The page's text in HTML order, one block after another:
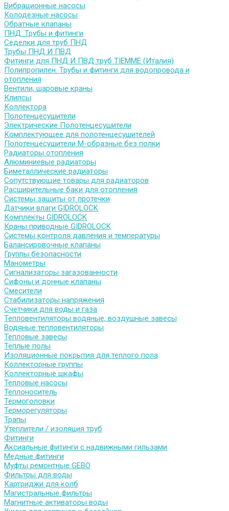
Вибрационные насосы
Колодезные насосы
Обратные клапаны
ПНД. Трубы и фитинги
Седелки для труб ПНД
Трубы ПНД И ПВД
Фитинги для ПНД И ПВД труб TIEMME (Италия)
Полипропилен. Трубы и фитинги для водопровода и
отопления
Вентили, шаровые краны
Клипсы
Коллектора
Полотенцесушители
Электрические Полотенцесушители
Комплектующее для полотенцесушителей
Полотенцесушители М-образные без полки
Радиаторы отопления
Алюминиевые радиаторы
Биметаллические радиаторы
Сопутствующие товары для радиаторов
Расширительные баки для отопления
Системы защиты от протечки
Датчики влаги GIDROLOCK
Комплекты GIDROLOCK
Краны приводные GIDROLOCK
Системы контроля давления и температуры
Балансировочные клапаны
Группы безопасности
Манометры
Сигнализаторы загазованности
Сифоны и донные клапаны
Смесители
Стабилизаторы напряжения
Счетчики для воды и газа
Тепловентиляторы водяные, воздушные завесы
Водяные тепловентиляторы
Тепловые завесы
Теплые полы
Изоляционные покрытия для теплого пола
Коллекторные группы
Коллекторные шкафы
Тепловые насосы
Теплоноситель
Термоголовки
Терморегуляторы
Трапы
Утеплители / изоляция труб
Фитинги
Аксиальные фитинги с надвижными гильзами
Медные фитинги
Муфты ремонтные GEBO
Фильтры для воды
Картриджи для колб
Магистральные фильтры
Магнитные активаторы воды